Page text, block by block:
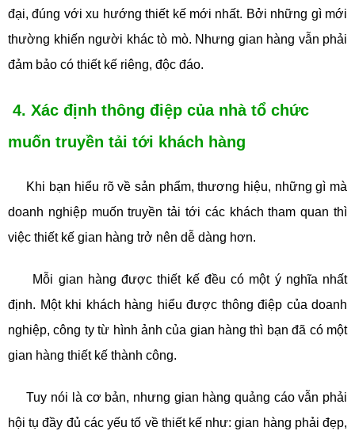
đại, đúng với xu hướng thiết kế mới nhất. Bởi những gì mới
thường khiến người khác tò mò. Nhưng gian hàng vẫn phải
đảm bảo có thiết kế riêng, độc đáo.
4. Xác định thông điệp của nhà tổ chức
muốn truyền tải tới khách hàng
Khi bạn hiểu rõ về sản phẩm, thương hiệu, những gì mà
doanh nghiệp muốn truyền tải tới các khách tham quan thì
việc thiết kế gian hàng trở nên dễ dàng hơn.
Mỗi gian hàng được thiết kế đều có một ý nghĩa nhất
định. Một khi khách hàng hiểu được thông điệp của doanh
nghiệp, công ty từ hình ảnh của gian hàng thì bạn đã có một
gian hàng thiết kế thành công.
Tuy nói là cơ bản, nhưng gian hàng quảng cáo vẫn phải
hội tụ đầy đủ các yếu tố về thiết kế như: gian hàng phải đẹp,